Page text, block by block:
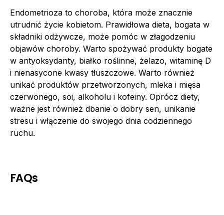
Endometrioza to choroba, która może znacznie
utrudnić życie kobietom. Prawidłowa dieta, bogata w
składniki odżywcze, może pomóc w złagodzeniu
objawów choroby. Warto spożywać produkty bogate
w antyoksydanty, białko roślinne, żelazo, witaminę D
i nienasycone kwasy tłuszczowe. Warto również
unikać produktów przetworzonych, mleka i mięsa
czerwonego, soi, alkoholu i kofeiny. Oprócz diety,
ważne jest również dbanie o dobry sen, unikanie
stresu i włączenie do swojego dnia codziennego
ruchu.
FAQs